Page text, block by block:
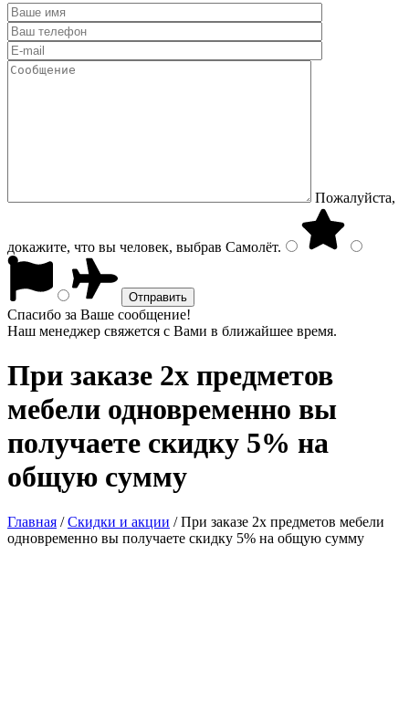
Пожалуйста,
докажите, что вы человек, выбрав Самолёт.
Спасибо за Ваше сообщение!
Наш менеджер свяжется с Вами в ближайшее время.
При заказе 2х предметов
мебели одновременно вы
получаете скидку 5% на
общую сумму
Главная /Скидки и акции /При заказе 2х предметов мебели
одновременно вы получаете скидку 5% на общую сумму